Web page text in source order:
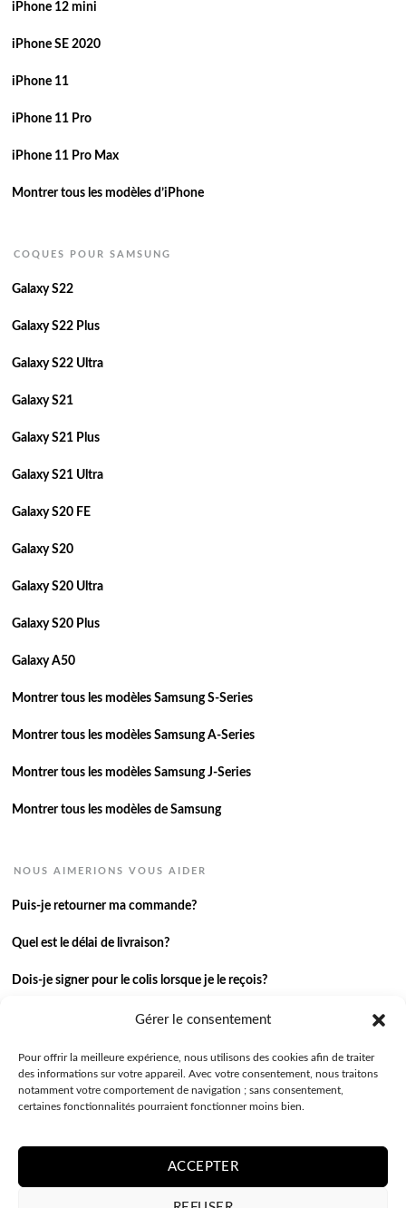
Gérer le consentement
Pour offrir la meilleure expérience, nous utilisons des cookies afin de traiter
des informations sur votre appareil. Avec votre consentement, nous traitons
notamment votre comportement de navigation ; sans consentement,
certaines fonctionnalités pourraient fonctionner moins bien.
ACCEPTER
iPhone 12 mini
iPhone SE 2020
iPhone 11
iPhone 11 Pro
iPhone 11 Pro Max
Montrer tous les modèles d’iPhone
COQUES POUR SAMSUNG
Galaxy S22
Galaxy S22 Plus
Galaxy S22 Ultra
Galaxy S21
Galaxy S21 Plus
Galaxy S21 Ultra
Galaxy S20 FE
Galaxy S20
Galaxy S20 Ultra
Galaxy S20 Plus
Galaxy A50
Montrer tous les modèles Samsung S-Series
Montrer tous les modèles Samsung A-Series
Montrer tous les modèles Samsung J-Series
Montrer tous les modèles de Samsung
NOUS AIMERIONS VOUS AIDER
Puis-je retourner ma commande?
Quel est le délai de livraison?
Dois-je signer pour le colis lorsque je le reçois?
Je n’ai pas reçu ma commande.
J’ai une autre question.
Contactez-nous